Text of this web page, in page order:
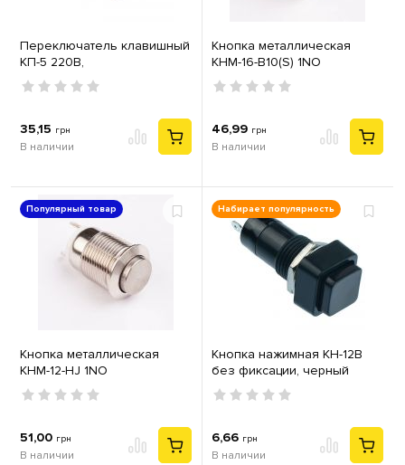
Переключатель клавишный
КП-5 220В,
влагозащищенный, черный
35,15 грн
В наличии
Кнопка металлическая
КНМ-16-B10(S) 1NO
46,99 грн
В наличии
Популярный товар
Кнопка металлическая
КНМ-12-HJ 1NO
51,00 грн
В наличии
Набирает популярность
Кнопка нажимная КН-12В
без фиксации, черный
6,66 грн
В наличии